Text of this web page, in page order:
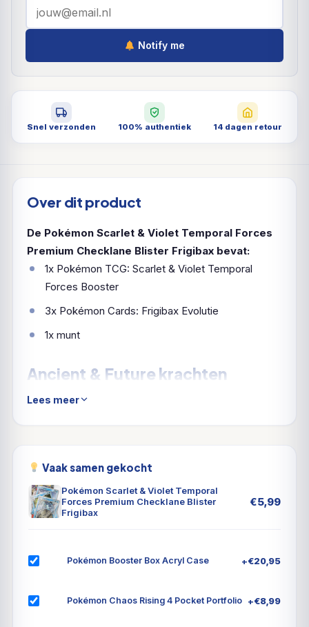
Notify me
Snel verzonden 100% authentiek 14 dagen retour
Over dit product
De Pokémon Scarlet & Violet Temporal Forces
Premium Checklane Blister Frigibax bevat:
1x Pokémon TCG: Scarlet & Violet Temporal
Forces Booster
3x Pokémon Cards: Frigibax Evolutie
1x munt
Ancient & Future krachten
houden stand!
Raging Bolt ex van het verleden, terwijl Iron Leaves
ex high-tech gerechtigheid brengt samen met Iron
Crown ex. Buiten Area Zero veranderen Wugtrio en
Farigiraf van type als Tera Pokémon ex. Overal
terugkeer van ACE SPEC-kaarten met unieke en
Violet—Temporal Forces uitbreiding!
Lees meer
Vaak samen gekocht
Pokémon Scarlet & Violet Temporal
Forces Premium Checklane Blister
Frigibax
€5,99
Pokémon Booster Box Acryl Case +€20,95
Pokémon Chaos Rising 4 Pocket Portfolio +€8,99